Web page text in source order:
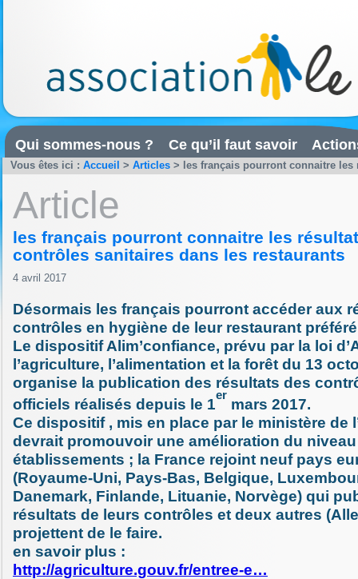
Qui sommes-nous ? Ce qu’il faut savoir
Vous êtes ici : Accueil > Articles > les français pourront connaitre
Article
les français pourront connaitre les
contrôles sanitaires dans les restaurants
4 avril 2017
Désormais les français pourront accéder aux
contrôles en hygiène de leur restaurant
Le dispositif Alim’confiance, prévu par la loi
l’agriculture, l’alimentation et la forêt du 13
organise la publication des résultats des
officiels réalisés depuis le 1
er
mars 2017.
Ce dispositif , mis en place par le ministère de
devrait promouvoir une amélioration du
établissements ; la France rejoint neuf pays
(Royaume-Uni, Pays-Bas, Belgique,
Danemark, Finlande, Lituanie, Norvège) qui
résultats de leurs contrôles et deux autres
projettent de le faire.
en savoir plus :
http://agriculture.gouv.fr/entree-e…